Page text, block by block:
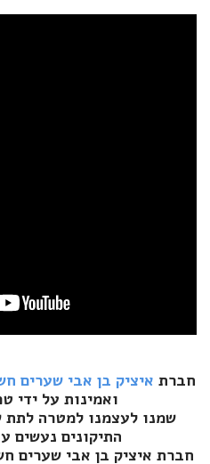
חברת איציק בן אבי שערים
ואמינות על ידי
שמנו לעצמנו למטרה לתת
התיקונים נעשים
חברת איציק בן אבי שערים